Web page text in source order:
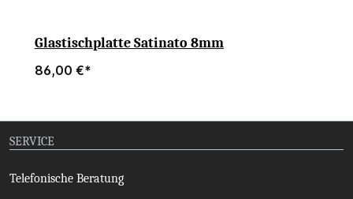
Glastischplatte Satinato 8mm
86,00 €*
SERVICE
Telefonische Beratung